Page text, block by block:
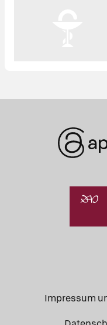
Impressum